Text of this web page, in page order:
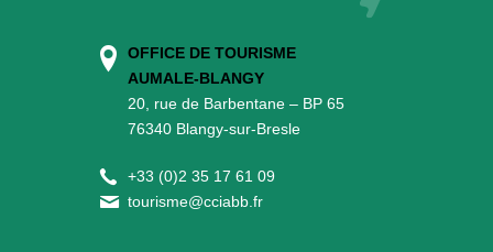
OFFICE DE TOURISME
AUMALE-BLANGY
20, rue de Barbentane – BP 65
76340 Blangy-sur-Bresle
+33 (0)2 35 17 61 09
tourisme@cciabb.fr